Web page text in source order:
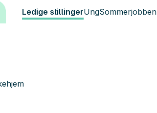
Ledige stillingerUngSommerjobben